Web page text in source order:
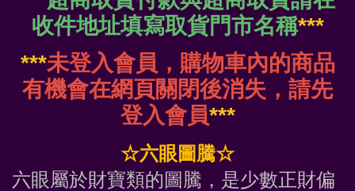
收件地址填寫取貨門市名稱***
***未登入會員，購物車內的商品
有機會在網頁關閉後消失，請先
登入會員***
☆六眼圖騰☆
六眼屬於財寶類的圖騰，是少數正財偏